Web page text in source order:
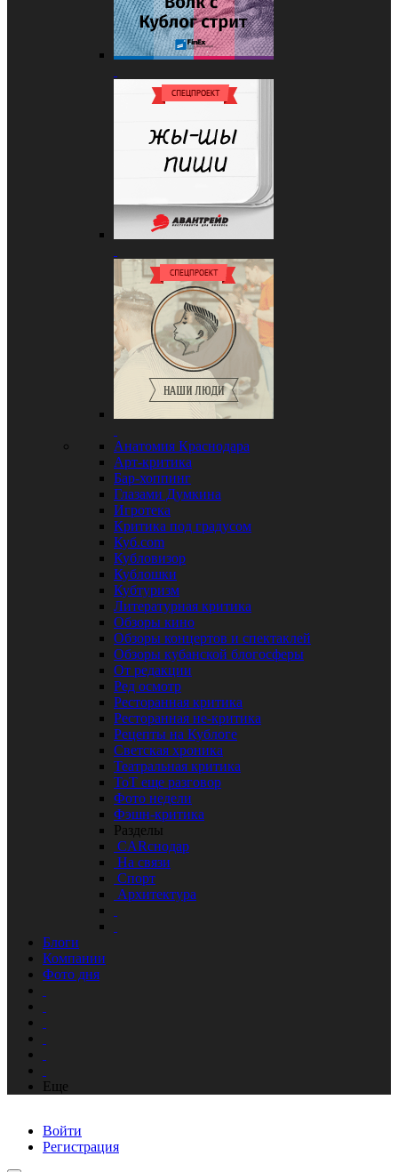
Анатомия Краснодара
Арт-критика
Бар-хоппинг
Глазами Думкина
Игротека
Критика под градусом
Куб.com
Кубловизор
Кублошки
Кубтуризм
Литературная критика
Обзоры кино
Обзоры концертов и спектаклей
Обзоры кубанской блогосферы
От редакции
Ред осмотр
Ресторанная критика
Ресторанная не-критика
Рецепты на Кублоге
Светская хроника
Театральная критика
ТоТ еще разговор
Фото недели
Фэшн-критика
Разделы
CARснодар
На связи
Спорт
Архитектура
Блоги
Компании
Фото дня
Еще
Войти
Регистрация